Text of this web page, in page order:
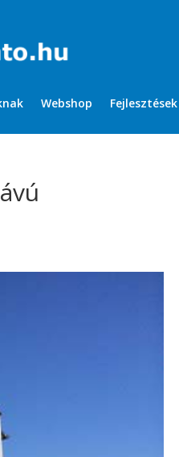
Webshop Fejlesztések